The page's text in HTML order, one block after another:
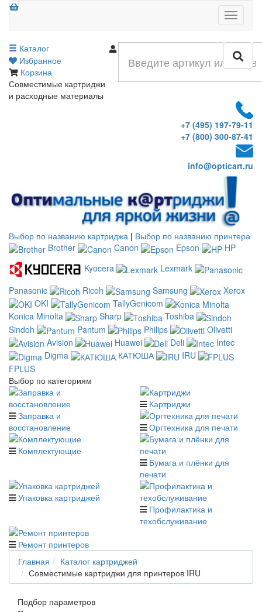
Меню
Каталог
Избранное
Корзина
Совместимые картриджи
и расходные материалы
+7 (495) 197-79-11
+7 (800) 300-87-41
info@opticart.ru
Выбор по названию картриджа | Выбор по названию принтера
Brother
Canon Epson
HP
Kyocera
Lexmark
Panasonic
Ricoh Samsung
Xerox
OKI
TallyGenicom
Konica Minolta
Sharp
Toshiba
Sindoh
Pantum Philips
Olivetti
Avision
Huawei Deli
Intec
Digma
КАТЮША
IRU
FPLUS
Выбор по категориям
Заправка и
восстановление
Картриджи
Оргтехника для печати
Комплектующие
Бумага и плёнки для
печати
Упаковка картриджей
Профилактика и
техобслуживание
Ремонт принтеров
Главная
Каталог картриджей
Совместимые картриджи для принтеров IRU
Подбор параметров